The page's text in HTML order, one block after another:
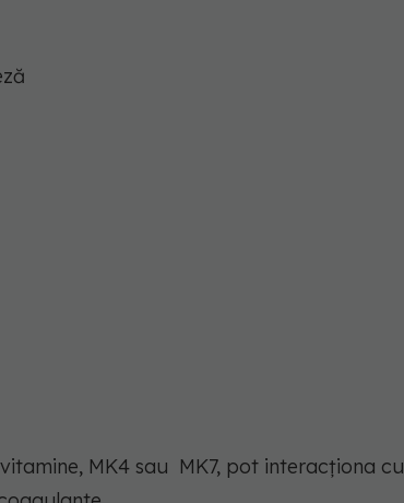
MK4 sau MK7, pot interacționa cu